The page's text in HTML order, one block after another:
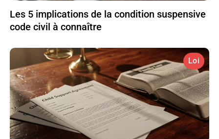
Les 5 implications de la condition suspensive
code civil à connaître
Loi